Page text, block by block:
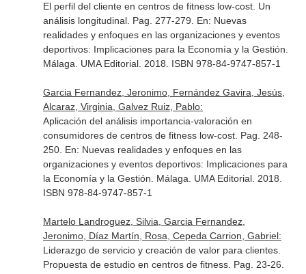
El perfil del cliente en centros de fitness low-cost. Un
análisis longitudinal. Pag. 277-279. En: Nuevas
realidades y enfoques en las organizaciones y eventos
deportivos: Implicaciones para la Economía y la Gestión
Málaga. UMA Editorial. 2018. ISBN 978-84-9747-857-1
Garcia Fernandez, Jeronimo, Fernández Gavira, Jesús,
Alcaraz, Virginia, Galvez Ruiz, Pablo:
Aplicación del análisis importancia-valoración en
consumidores de centros de fitness low-cost. Pag. 248-
250. En: Nuevas realidades y enfoques en las
organizaciones y eventos deportivos: Implicaciones para
la Economía y la Gestión . Málaga. UMA Editorial. 2018.
ISBN 978-84-9747-857-1
Martelo Landroguez, Silvia, Garcia Fernandez,
Jeronimo, Díaz Martín, Rosa, Cepeda Carrion, Gabriel:
Liderazgo de servicio y creación de valor para clientes.
Propuesta de estudio en centros de fitness. Pag. 23-26.